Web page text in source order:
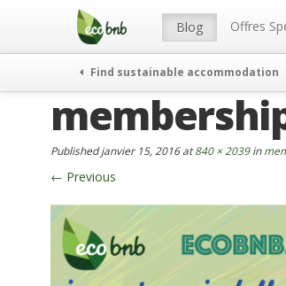
Menu Blog Offres
Find sustainable accommodation
Publishedjanvier 15, 2016at840 × 2039in
← Previous